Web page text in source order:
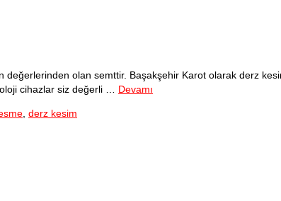
değerlerinden olan semttir. Başakşehir Karot olarak derz
cihazlar siz değerli … Devamı
derz kesim